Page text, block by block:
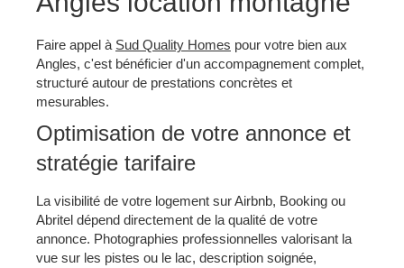
Faire appel à Sud Quality Homes pour votre bien aux
Angles, c'est bénéficier d'un accompagnement complet,
structuré autour de prestations concrètes et
mesurables.
Optimisation de votre annonce et
stratégie tarifaire
La visibilité de votre logement sur Airbnb, Booking ou
Abritel dépend directement de la qualité de votre
annonce. Photographies professionnelles valorisant la
vue sur les pistes ou le lac, description soignée,